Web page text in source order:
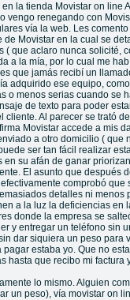
la tienda Movistar on line
vengo renegando con
vía la web. Les
Movistar en la cual se
( que aclaro nunca solicité,
a la mía, por lo cual me
que jamás recibí un
adquirido ese equipo,
o menos serias cuando se
de texto para poder
cliente. Al parecer se trató
Movistar accede a mis
a otro domicilio ( que
ser tan fácil realizar
su afán de ganar
El asunto que después
comprobó que
detalles ni menos
a la luz la deficiencias en
donde la empresa se
y entregar un teléfono sin
dar siquiera un peso para
estaba yo. Que no
hasta que recibo mi factura
lo mismo. Alguien
un peso), vía movistar on